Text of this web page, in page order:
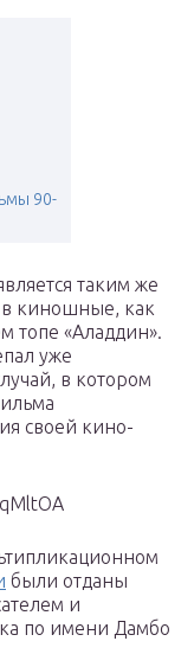
90-
таким же
в киношные, как
топе «Аладдин».
уже
в котором
своей кино-
были отданы
и
по имени Дамбо